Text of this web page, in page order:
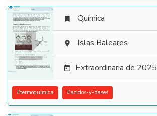

 Química
 Islas Baleares
 Extraordinaria de 2025
#termoquimica #acidos-y-bases